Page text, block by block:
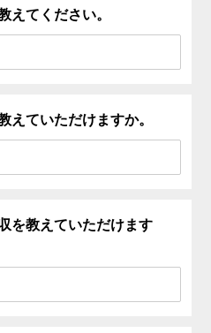
えてください。
えていただけますか。
を教えていただけます